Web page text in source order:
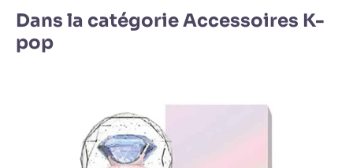
Dans la catégorie Accessoires K-
pop